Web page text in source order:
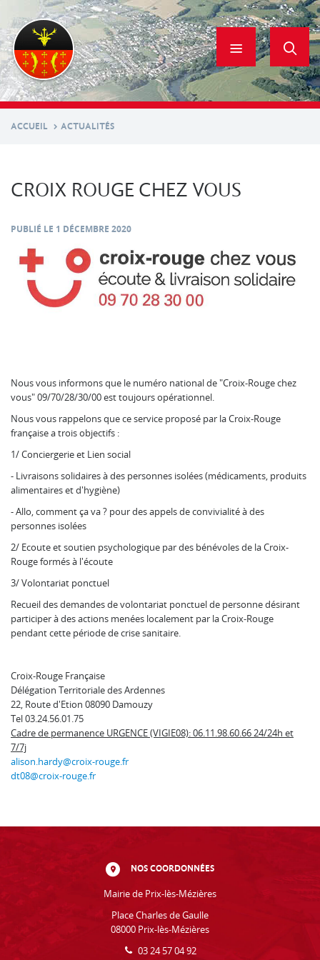
contenu
principal
ACCUEIL ACTUALITÉS
CROIX ROUGE CHEZ VOUS
PUBLIÉ LE 1 DÉCEMBRE 2020
Nous vous informons que le numéro national de "Croix-Rouge chez
vous" 09/70/28/30/00 est toujours opérationnel.
Nous vous rappelons que ce service proposé par la Croix-Rouge
française a trois objectifs :
1/ Conciergerie et Lien social
- Livraisons solidaires à des personnes isolées (médicaments, produits
alimentaires et d'hygiène)
- Allo, comment ça va ? pour des appels de convivialité à des
personnes isolées
2/ Ecoute et soutien psychologique par des bénévoles de la Croix-
Rouge formés à l'écoute
3/ Volontariat ponctuel
Recueil des demandes de volontariat ponctuel de personne désirant
participer à des actions menées localement par la Croix-Rouge
pendant cette période de crise sanitaire.
Croix-Rouge Française
Délégation Territoriale des Ardennes
22, Route d'Etion 08090 Damouzy
Tel 03.24.56.01.75
Cadre de permanence URGENCE (VIGIE08): 06.11.98.60.66 24/24h et
7/7j
alison.hardy@croix-rouge.fr
dt08@croix-rouge.fr
NOS COORDONNÉES
Mairie de Prix-lès-Mézières
Place Charles de Gaulle
08000 Prix-lès-Mézières
03 24 57 04 92